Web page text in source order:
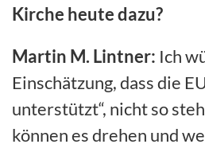
Kirche heute dazu?
Martin M. Lintner: Ich
Einschätzung, dass die
unterstützt“, nicht so
können es drehen und